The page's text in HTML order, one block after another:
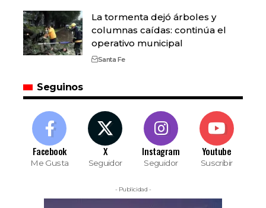
La tormenta dejó árboles y
columnas caídas: continúa el
operativo municipal
Santa Fe
Seguinos
Facebook
Me Gusta
X
Seguidor
Instagram
Seguidor
Youtube
Suscribir
- Publicidad -